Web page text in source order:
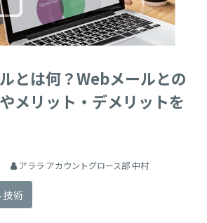
お役立ちコラム
お知らせ
とは何？Webメールとの
メリット・デメリットを
アララ アカウントグロース部 中村
技術